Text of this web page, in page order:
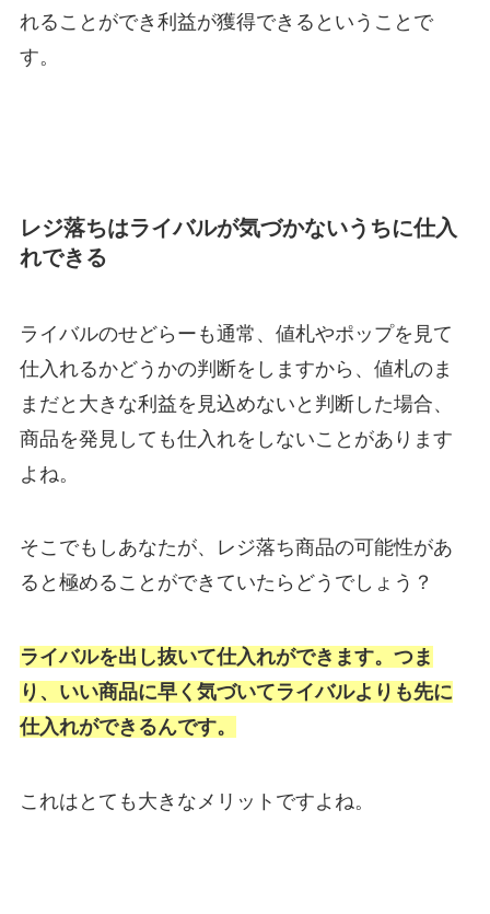
れることができ利益が獲得できるということで
す。
レジ落ちはライバルが気づかないうちに仕入
れできる
ライバルのせどらーも通常、値札やポップを見て
仕入れるかどうかの判断をしますから、値札のま
まだと大きな利益を見込めないと判断した場合、
商品を発見しても仕入れをしないことがあります
よね。
そこでもしあなたが、レジ落ち商品の可能性があ
ると極めることができていたらどうでしょう？
ライバルを出し抜いて仕入れができます。つま
り、いい商品に早く気づいてライバルよりも先に
仕入れができるんです。
これはとても大きなメリットですよね。